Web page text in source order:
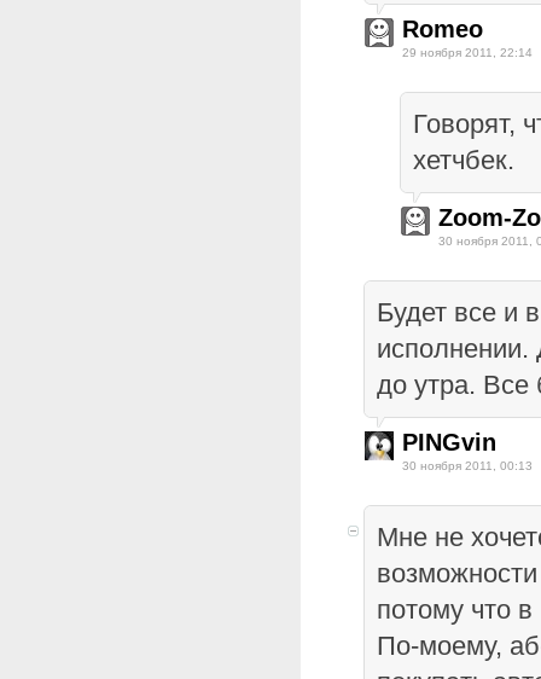
Romeo
29 ноября 2011, 22:14
Говорят,
хетчбек.
Zoom-
30 ноября 2011,
Будет все и
исполнении.
до утра. Все
PINGvin
30 ноября 2011, 00:13
Мне не
возможности
потому что
По-моему,